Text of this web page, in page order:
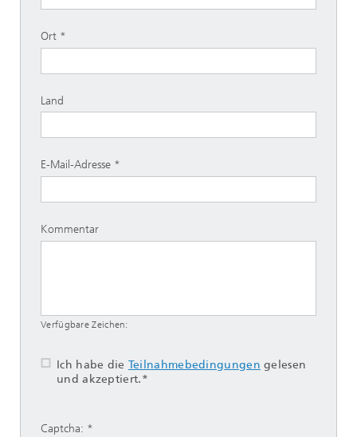
Ort
Land
E-Mail-Adresse
Kommentar
Verfügbare Zeichen:
Ich habe die Teilnahmebedingungen gelesen
und akzeptiert.*
Captcha: